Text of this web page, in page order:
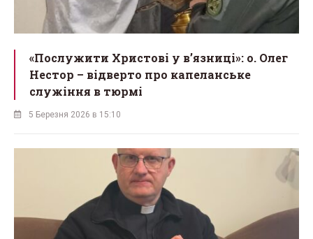
«Послужити Христові у вʼязниці»: о. Олег
Нестор – відверто про капеланське
служіння в тюрмі
5 Березня 2026 в 15:10